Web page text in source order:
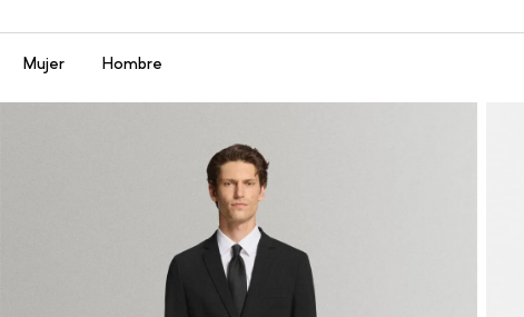
Menú
Mujer Hombre